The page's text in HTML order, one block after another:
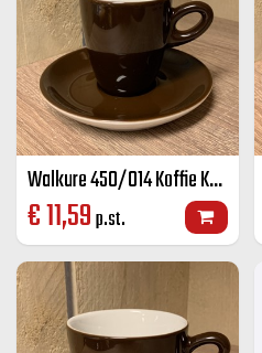
Walkure 450/014 Koffie K+S kleur 14 cl
€11,59p.st.